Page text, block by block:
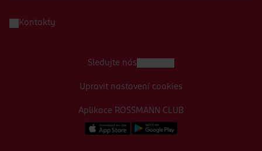
Kontakty
Aplikace ROSSMANN CLUB
Sledujte nás
Upravit nastavení cookies